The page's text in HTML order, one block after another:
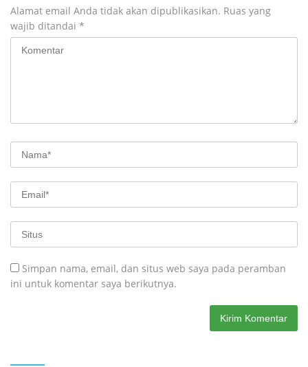
Alamat email Anda tidak akan dipublikasikan. Ruas yang
wajib ditandai *
Simpan nama, email, dan situs web saya pada peramban
ini untuk komentar saya berikutnya.